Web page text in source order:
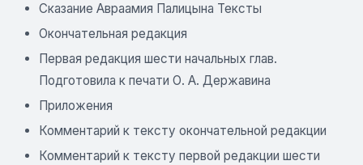
Сказание Авраамия Палицына Тексты
Окончательная редакция
Первая редакция шести начальных глав.
Подготовила к печати О. А. Державина
Приложения
Комментарий к тексту окончательной редакции
Комментарий к тексту первой редакции шести